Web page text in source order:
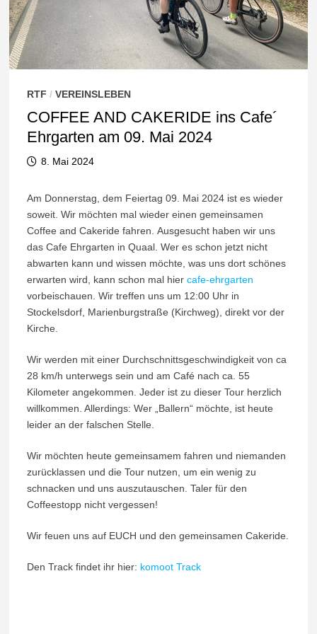
RTF / VEREINSLEBEN
COFFEE AND CAKERIDE ins Cafe´
Ehrgarten am 09. Mai 2024
8. Mai 2024
Am Donnerstag, dem Feiertag 09. Mai 2024 ist es wieder
soweit. Wir möchten mal wieder einen gemeinsamen
Coffee and Cakeride fahren. Ausgesucht haben wir uns
das Cafe Ehrgarten in Quaal. Wer es schon jetzt nicht
abwarten kann und wissen möchte, was uns dort schönes
erwarten wird, kann schon mal hier cafe-ehrgarten
vorbeischauen. Wir treffen uns um 12:00 Uhr in
Stockelsdorf, Marienburgstraße (Kirchweg), direkt vor der
Kirche.
Wir werden mit einer Durchschnittsgeschwindigkeit von ca
28 km/h unterwegs sein und am Café nach ca. 55
Kilometer angekommen. Jeder ist zu dieser Tour herzlich
willkommen. Allerdings: Wer „Ballern“ möchte, ist heute
leider an der falschen Stelle.
Wir möchten heute gemeinsamem fahren und niemanden
zurücklassen und die Tour nutzen, um ein wenig zu
schnacken und uns auszutauschen. Taler für den
Coffeestopp nicht vergessen!
Wir feuen uns auf EUCH und den gemeinsamen Cakeride.
Den Track findet ihr hier: komoot Track